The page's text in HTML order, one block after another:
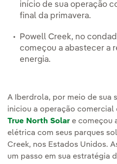
início de sua operação
final da primavera.
Powell Creek, no
começou a abastecer a
energia.
A Iberdrola, por meio de sua
iniciou a operação
True North Solar e começou
elétrica com seus parques
Creek, nos Estados Unidos.
um passo em sua estratégia